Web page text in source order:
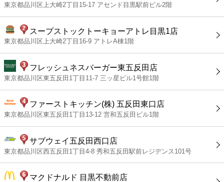
東京都品川区上大崎2丁目15-17 アセンド目黒駅前ビル2階
スープストックトーキョーアトレ目黒1店
東京都品川区上大崎2丁目16-9 アトレA棟1階
フレッシュネスバーガー東五反田店
東京都品川区東五反田1丁目11-7 三ッ星ビル1号館1階
ファーストキッチン(株) 五反田東口店
東京都品川区東五反田1丁目13-12 営和五反田ビル1階
サブウェイ五反田西口店
東京都品川区西五反田1丁目4-8 秀和五反田駅前レジデンス101号
マクドナルド 目黒不動前店